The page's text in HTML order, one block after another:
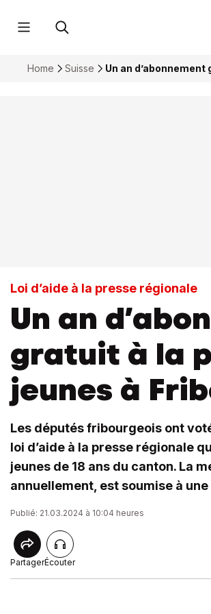
Home Suisse Un an
Loi d’aide à la presse régionale
Un an
gratuit à la
jeunes à
Les députés fribourgeois ont
loi d’aide à la presse régionale
jeunes de 18 ans du canton. La
annuellement, est soumise à
Publié: 21.03.2024 à 10:04 heures
PartagerÉcouter